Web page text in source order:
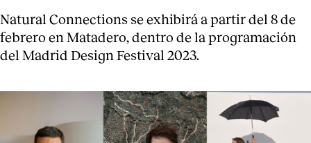
Natural Connectionsse exhibirá a partir del 8 de
febrero en Matadero, dentro de la programación
del Madrid Design Festival 2023.